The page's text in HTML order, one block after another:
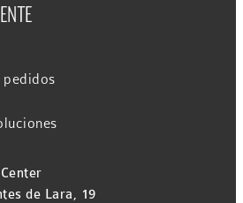
pedidos
de Lara, 19